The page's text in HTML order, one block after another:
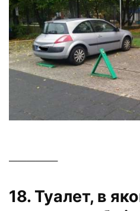
—————–
18. Туалет, в